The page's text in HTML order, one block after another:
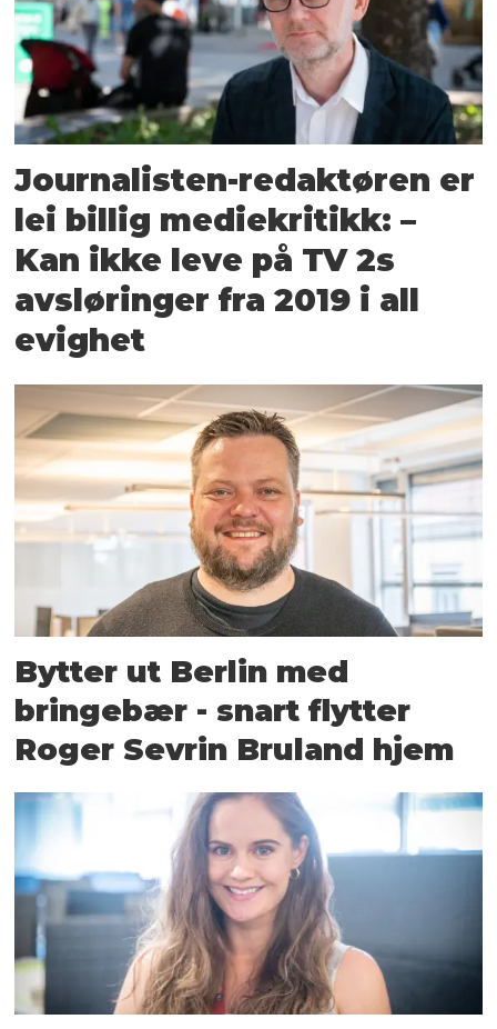
Journalisten-redaktøren er
lei billig mediekritikk: –
Kan ikke leve på TV 2s
avsløringer fra 2019 i all
evighet
Bytter ut Berlin med
bringebær - snart flytter
Roger Sevrin Bruland hjem